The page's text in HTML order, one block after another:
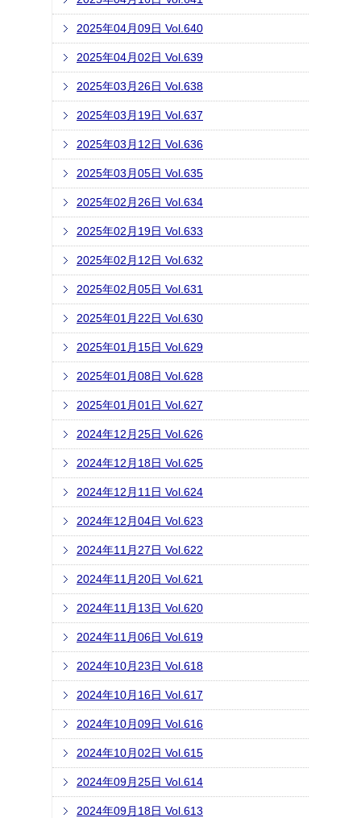
2025年04月09日 Vol.640
2025年04月02日 Vol.639
2025年03月26日 Vol.638
2025年03月19日 Vol.637
2025年03月12日 Vol.636
2025年03月05日 Vol.635
2025年02月26日 Vol.634
2025年02月19日 Vol.633
2025年02月12日 Vol.632
2025年02月05日 Vol.631
2025年01月22日 Vol.630
2025年01月15日 Vol.629
2025年01月08日 Vol.628
2025年01月01日 Vol.627
2024年12月25日 Vol.626
2024年12月18日 Vol.625
2024年12月11日 Vol.624
2024年12月04日 Vol.623
2024年11月27日 Vol.622
2024年11月20日 Vol.621
2024年11月13日 Vol.620
2024年11月06日 Vol.619
2024年10月23日 Vol.618
2024年10月16日 Vol.617
2024年10月09日 Vol.616
2024年10月02日 Vol.615
2024年09月25日 Vol.614
2024年09月18日 Vol.613